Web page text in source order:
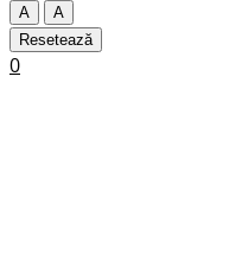
A
A
Resetează
0